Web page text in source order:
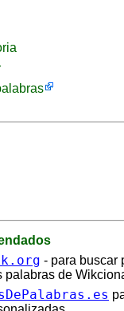
- para buscar
palabras de